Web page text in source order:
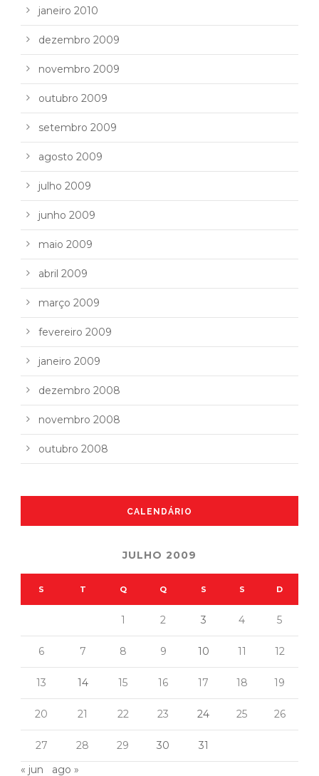
janeiro 2010
dezembro 2009
novembro 2009
outubro 2009
setembro 2009
agosto 2009
julho 2009
junho 2009
maio 2009
abril 2009
março 2009
fevereiro 2009
janeiro 2009
dezembro 2008
novembro 2008
outubro 2008
CALENDÁRIO
JULHO 2009
S T Q Q S S D
1 2 3 4 5
6 7 8 9 10 11 12
13 14 15 16 17 18 19
20 21 22 23 24 25 26
27 28 29 30
31
« jun
ago »